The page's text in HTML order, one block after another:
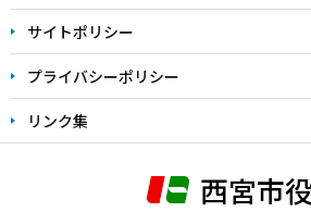
サイトポリシー
プライバシーポリシー
リンク集
西宮市